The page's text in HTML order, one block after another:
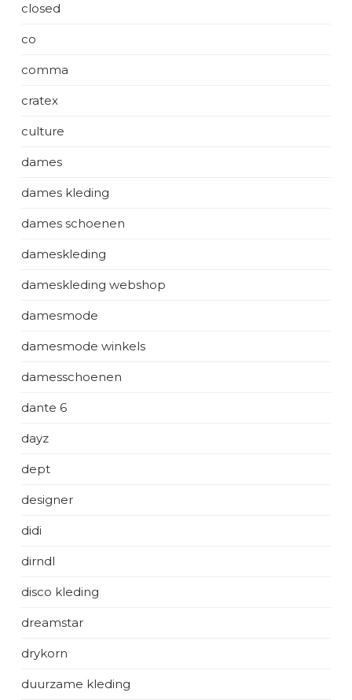
closed
co
comma
cratex
culture
dames
dames kleding
dames schoenen
dameskleding
dameskleding webshop
damesmode
damesmode winkels
damesschoenen
dante 6
dayz
dept
designer
didi
dirndl
disco kleding
dreamstar
drykorn
duurzame kleding